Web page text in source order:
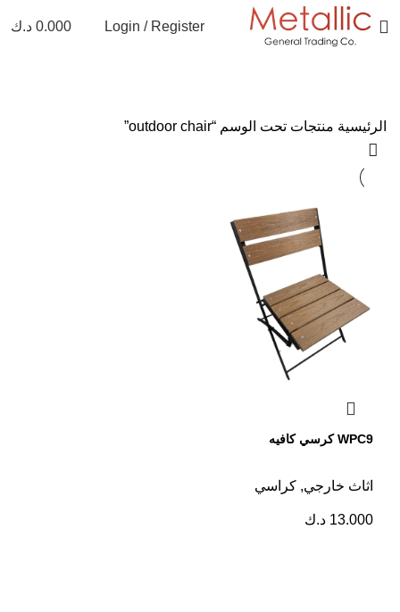
Login / Register
0.000 د.ك
الرئيسية منتجات تحت الوسم “outdoor chair”
WPC9 كرسي كافيه
اثاث خارجي, كراسي
13.000 د.ك